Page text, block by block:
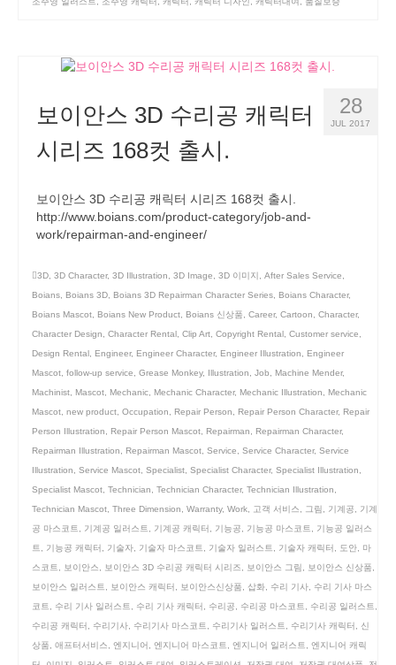
28
JUL 2017
보이안스 3D 수리공 캐릭터
시리즈 168컷 출시.
보이안스 3D 수리공 캐릭터 시리즈 168컷 출시.
http://www.boians.com/product-category/job-and-
work/repairman-and-engineer/
3D, 3D Character, 3D Illustration, 3D Image, 3D 이미지, After Sales Service,
Boians, Boians 3D, Boians 3D Repairman Character Series, Boians Character,
Boians Mascot, Boians New Product, Boians 신상품, Career, Cartoon, Character,
Character Design, Character Rental, Clip Art, Copyright Rental, Customer service,
Design Rental, Engineer, Engineer Character, Engineer Illustration, Engineer
Mascot, follow-up service, Grease Monkey, Illustration, Job, Machine Mender,
Machinist, Mascot, Mechanic, Mechanic Character, Mechanic Illustration, Mechanic
Mascot, new product, Occupation, Repair Person, Repair Person Character, Repair
Person Illustration, Repair Person Mascot, Repairman, Repairman Character,
Repairman Illustration, Repairman Mascot, Service, Service Character, Service
Illustration, Service Mascot, Specialist, Specialist Character, Specialist Illustration,
Specialist Mascot, Technician, Technician Character, Technician Illustration,
Technician Mascot, Three Dimension, Warranty, Work, 고객 서비스, 그림, 기계공, 기계
공 마스코트, 기계공 일러스트, 기계공 캐릭터, 기능공, 기능공 마스코트, 기능공 일러스
트, 기능공 캐릭터, 기술자, 기술자 마스코트, 기술자 일러스트, 기술자 캐릭터, 도안, 마
스코트, 보이안스, 보이안스 3D 수리공 캐릭터 시리즈, 보이안스 그림, 보이안스 신상품,
보이안스 일러스트, 보이안스 캐릭터, 보이안스신상품, 삽화, 수리 기사, 수리 기사 마스
코트, 수리 기사 일러스트, 수리 기사 캐릭터, 수리공, 수리공 마스코트, 수리공 일러스트,
수리공 캐릭터, 수리기사, 수리기사 마스코트, 수리기사 일러스트, 수리기사 캐릭터, 신
상품, 애프터서비스, 엔지니어, 엔지니어 마스코트, 엔지니어 일러스트, 엔지니어 캐릭